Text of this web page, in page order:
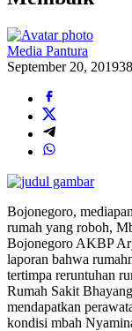
Media Pantura
September 20, 2019
Bojonegoro,
rumah yang roboh,
Bojonegoro AKBP
laporan bahwa
tertimpa reruntuhan
Rumah Sakit
mendapatkan
kondisi mbah